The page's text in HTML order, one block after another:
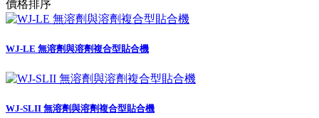
價格排序
WJ-LE 無溶劑與溶劑複合型貼合機
WJ-SLII 無溶劑與溶劑複合型貼合機